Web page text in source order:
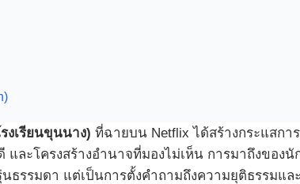
งเรียนขุนนาง) ที่ฉายบน Netflix ได้สร้างกระแสกา
และโครงสร้างอำนาจที่มองไม่เห็น การมาถึงขอ
ธรรมดา แต่เป็นการตั้งคำถามถึงความยุติธรรมแ